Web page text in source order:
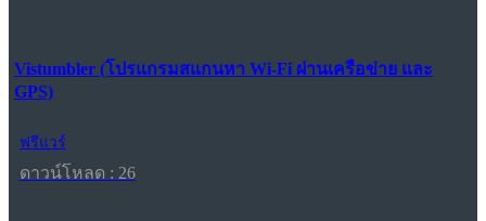
Vistumbler (โปรแกรมสแกนหา Wi-Fi ผ่านเครือข่าย และ
GPS)
ฟรีแวร์
ดาวน์โหลด : 26